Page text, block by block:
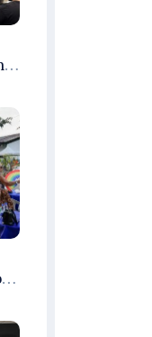
Prefeitura de Manaus apresenta Plano de Integridade da CGM e qualifica servidores para governança e conformidade no biênio 2027-2028
Bolerão da Saudade reúne idosos em Dia dos Pais promovido pela Fundação Dr. Thomas em Manaus